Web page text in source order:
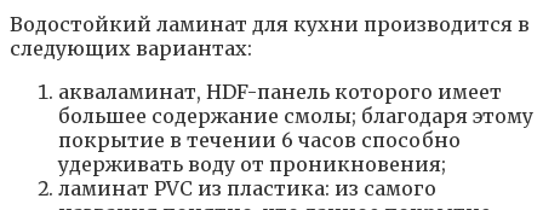
Водостойкий ламинат для кухни производится в
следующих вариантах:
акваламинат, HDF-панель которого имеет
большее содержание смолы; благодаря этому
покрытие в течении 6 часов способно
удерживать воду от проникновения;
ламинат PVC из пластика: из самого